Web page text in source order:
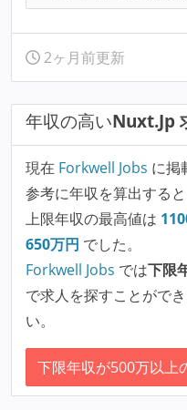
2ヶ月前更新
年収の高いNuxt.Jp
現在 Forkwell Jobs に掲
参考に年収を算出すると
上限年収の最高値は
650万円 でした。
Forkwell Jobs では下限
で求人を探すことがで
い。
下限年収が500万以上